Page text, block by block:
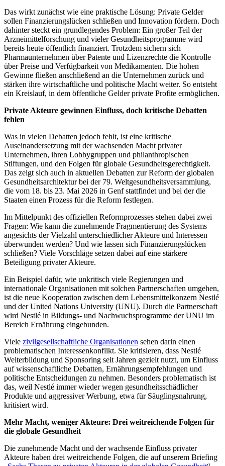
Das wirkt zunächst wie eine praktische Lösung: Private Gelder
sollen Finanzierungslücken schließen und Innovation fördern. Doch
dahinter steckt ein grundlegendes Problem: Ein großer Teil der
Arzneimittelforschung und vieler Gesundheitsprogramme wird
bereits heute öffentlich finanziert. Trotzdem sichern sich
Pharmaunternehmen über Patente und Lizenzrechte die Kontrolle
über Preise und Verfügbarkeit von Medikamenten. Die hohen
Gewinne fließen anschließend an die Unternehmen zurück und
stärken ihre wirtschaftliche und politische Macht weiter. So entsteht
ein Kreislauf, in dem öffentliche Gelder private Profite ermöglichen.
Private Akteure gewinnen Einfluss, doch kritische Debatten
fehlen
Was in vielen Debatten jedoch fehlt, ist eine kritische
Auseinandersetzung mit der wachsenden Macht privater
Unternehmen, ihren Lobbygruppen und philanthropischen
Stiftungen, und den Folgen für globale Gesundheitsgerechtigkeit.
Das zeigt sich auch in aktuellen Debatten zur Reform der globalen
Gesundheitsarchitektur bei der 79. Weltgesundheitsversammlung,
die vom 18. bis 23. Mai 2026 in Genf stattfindet und bei der die
Staaten einen Prozess für die Reform festlegen.
Im Mittelpunkt des offiziellen Reformprozesses stehen dabei zwei
Fragen: Wie kann die zunehmende Fragmentierung des Systems
angesichts der Vielzahl unterschiedlicher Akteure und Interessen
überwunden werden? Und wie lassen sich Finanzierungslücken
schließen? Viele Vorschläge setzen dabei auf eine stärkere
Beteiligung privater Akteure.
Ein Beispiel dafür, wie unkritisch viele Regierungen und
internationale Organisationen mit solchen Partnerschaften umgehen,
ist die neue Kooperation zwischen dem Lebensmittelkonzern Nestlé
und der United Nations University (UNU). Durch die Partnerschaft
wird Nestlé in Bildungs- und Nachwuchsprogramme der UNU im
Bereich Ernährung eingebunden.
Viele zivilgesellschaftliche Organisationen sehen darin einen
problematischen Interessenkonflikt. Sie kritisieren, dass Nestlé
Weiterbildung und Sponsoring seit Jahren gezielt nutzt, um Einfluss
auf wissenschaftliche Debatten, Ernährungsempfehlungen und
politische Entscheidungen zu nehmen. Besonders problematisch ist
das, weil Nestlé immer wieder wegen gesundheitsschädlicher
Produkte und aggressiver Werbung, etwa für Säuglingsnahrung,
kritisiert wird.
Mehr Macht, weniger Akteure: Drei weitreichende Folgen für
die globale Gesundheit
Die zunehmende Macht und der wachsende Einfluss privater
Akteure haben drei weitreichende Folgen, die auf unserem Briefing